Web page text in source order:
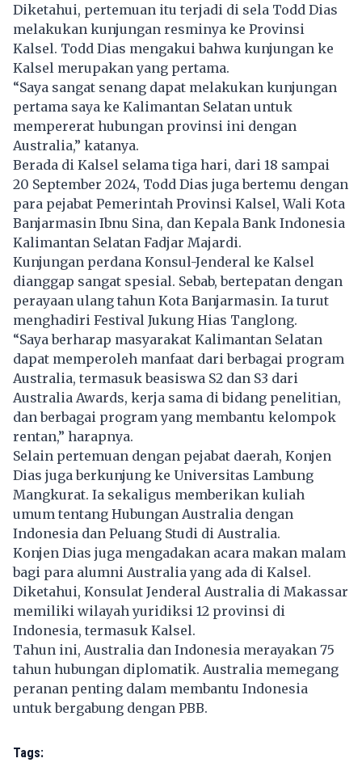
Diketahui, pertemuan itu terjadi di sela Todd Dias
melakukan kunjungan resminya ke Provinsi
Kalsel. Todd Dias mengakui bahwa kunjungan ke
Kalsel merupakan yang pertama.
“Saya sangat senang dapat melakukan kunjungan
pertama saya ke Kalimantan Selatan untuk
mempererat hubungan provinsi ini dengan
Australia,” katanya.
Berada di Kalsel selama tiga hari, dari 18 sampai
20 September 2024, Todd Dias juga bertemu dengan
para pejabat Pemerintah Provinsi Kalsel, Wali Kota
Banjarmasin Ibnu Sina, dan Kepala Bank Indonesia
Kalimantan Selatan Fadjar Majardi.
Kunjungan perdana Konsul-Jenderal ke Kalsel
dianggap sangat spesial. Sebab, bertepatan dengan
perayaan ulang tahun Kota Banjarmasin. Ia turut
menghadiri Festival Jukung Hias Tanglong.
“Saya berharap masyarakat Kalimantan Selatan
dapat memperoleh manfaat dari berbagai program
Australia, termasuk beasiswa S2 dan S3 dari
Australia Awards, kerja sama di bidang penelitian,
dan berbagai program yang membantu kelompok
rentan,” harapnya.
Selain pertemuan dengan pejabat daerah, Konjen
Dias juga berkunjung ke Universitas Lambung
Mangkurat. Ia sekaligus memberikan kuliah
umum tentang Hubungan Australia dengan
Indonesia dan Peluang Studi di Australia.
Konjen Dias juga mengadakan acara makan malam
bagi para alumni Australia yang ada di Kalsel.
Diketahui, Konsulat Jenderal Australia di Makassar
memiliki wilayah yuridiksi 12 provinsi di
Indonesia, termasuk Kalsel.
Tahun ini, Australia dan Indonesia merayakan 75
tahun hubungan diplomatik. Australia memegang
peranan penting dalam membantu Indonesia
untuk bergabung dengan PBB.
Tags: